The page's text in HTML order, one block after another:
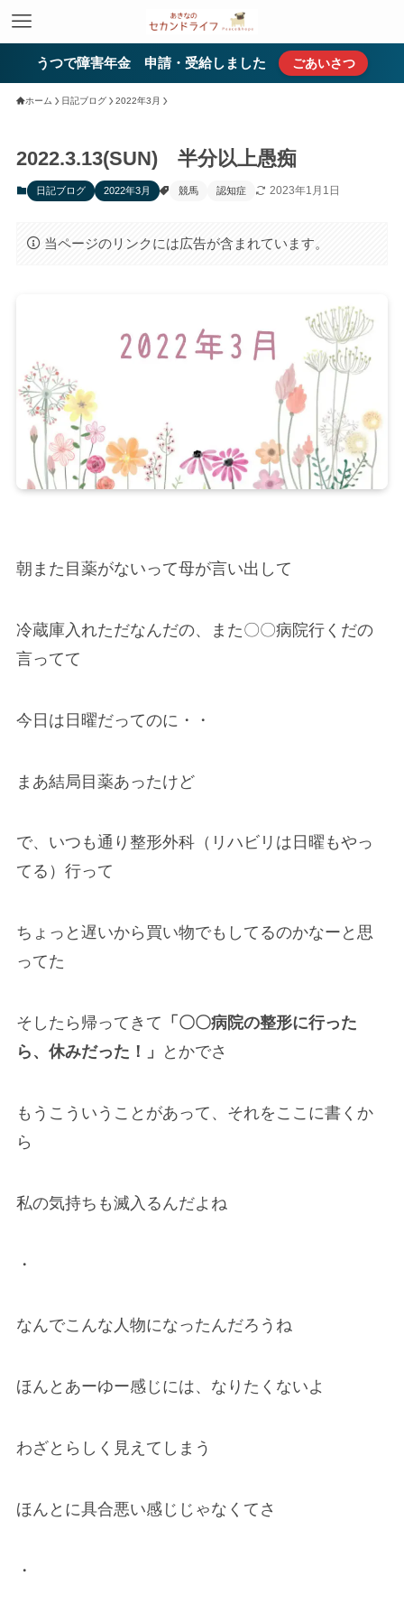
うつで障害年金 申請・受給しました ごあいさつ
ホーム 日記ブログ 2022年3月
2022.3.13(SUN) 半分以上愚痴
日記ブログ 2022年3月 競馬 認知症 2023年1月1日
当ページのリンクには広告が含まれています。
朝また目薬がないって母が言い出して
冷蔵庫入れただなんだの、また〇〇病院行くだの
言ってて
今日は日曜だってのに・・
まあ結局目薬あったけど
で、いつも通り整形外科（リハビリは日曜もやっ
てる）行って
ちょっと遅いから買い物でもしてるのかなーと思
ってた
そしたら帰ってきて 「〇〇病院の整形に行った
ら、休みだった！」
とかでさ
もうこういうことがあって、それをここに書くか
ら
私の気持ちも滅入るんだよね
・
なんでこんな人物になったんだろうね
ほんとあーゆー感じには、なりたくないよ
わざとらしく見えてしまう
ほんとに具合悪い感じじゃなくてさ
・